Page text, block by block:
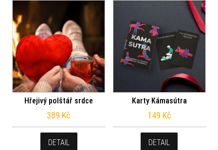
Hřejivý polštář srdce
389 Kč
DETAIL
Karty Kámasútra
149 Kč
DETAIL